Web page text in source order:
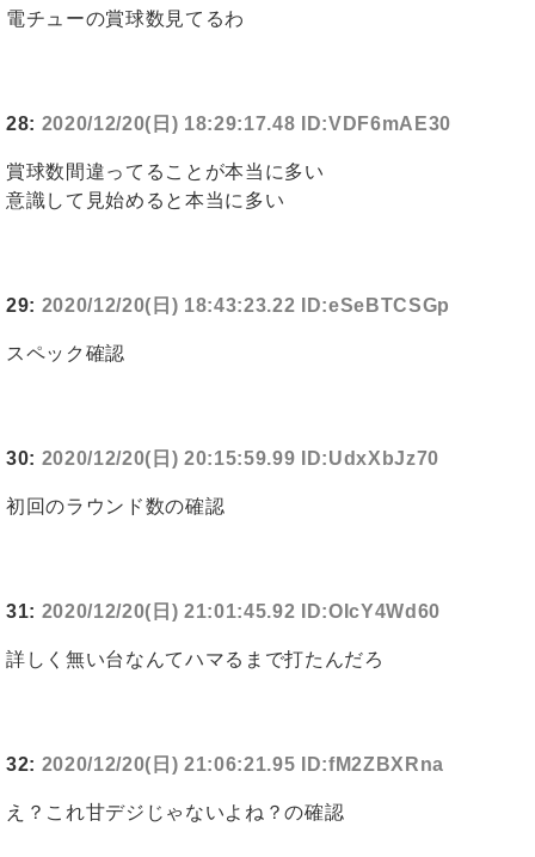
電チューの賞球数見てるわ
28: 2020/12/20(日) 18:29:17.48 ID:VDF6mAE30
賞球数間違ってることが本当に多い
意識して見始めると本当に多い
29: 2020/12/20(日) 18:43:23.22 ID:eSeBTCSGp
スペック確認
30: 2020/12/20(日) 20:15:59.99 ID:UdxXbJz70
初回のラウンド数の確認
31: 2020/12/20(日) 21:01:45.92 ID:OIcY4Wd60
詳しく無い台なんてハマるまで打たんだろ
32: 2020/12/20(日) 21:06:21.95 ID:fM2ZBXRna
え？これ甘デジじゃないよね？の確認